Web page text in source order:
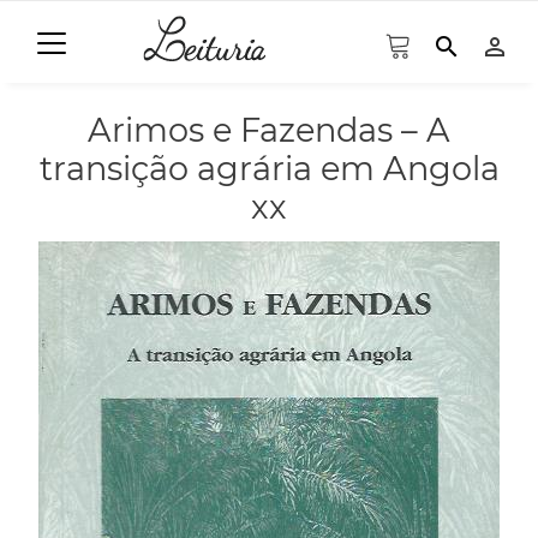
search person_outline
Arimos e Fazendas – A
transição agrária em Angola
xx